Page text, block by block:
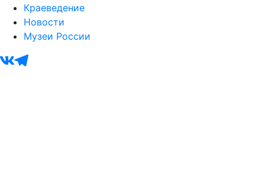
Краеведение
Новости
Музеи России